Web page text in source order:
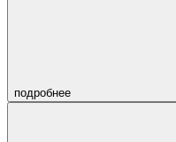
подробнее